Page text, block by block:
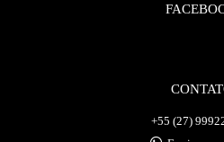
+55 (27)